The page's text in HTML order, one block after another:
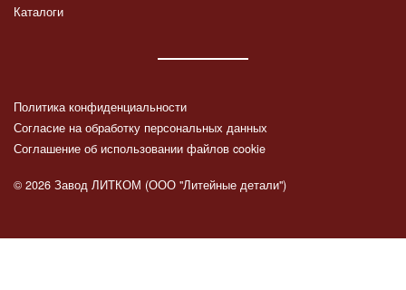
Каталоги
Политика конфиденциальности
Согласие на обработку персональных данных
Соглашение об использовании файлов cookie
© 2026 Завод ЛИТКОМ (ООО "Литейные детали")